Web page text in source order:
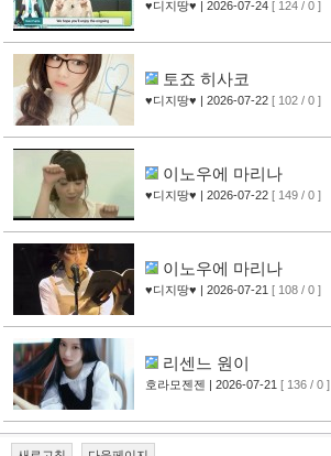
♥디지땅♥ | 2026-07-24 [ 124 / 0 ]
토죠 히사코
♥디지땅♥ | 2026-07-22 [ 102 / 0 ]
이노우에 마리나
♥디지땅♥ | 2026-07-22 [ 149 / 0 ]
이노우에 마리나
♥디지땅♥ | 2026-07-21 [ 108 / 0 ]
리센느 원이
호라모젠젠 | 2026-07-21 [ 136 / 0 ]